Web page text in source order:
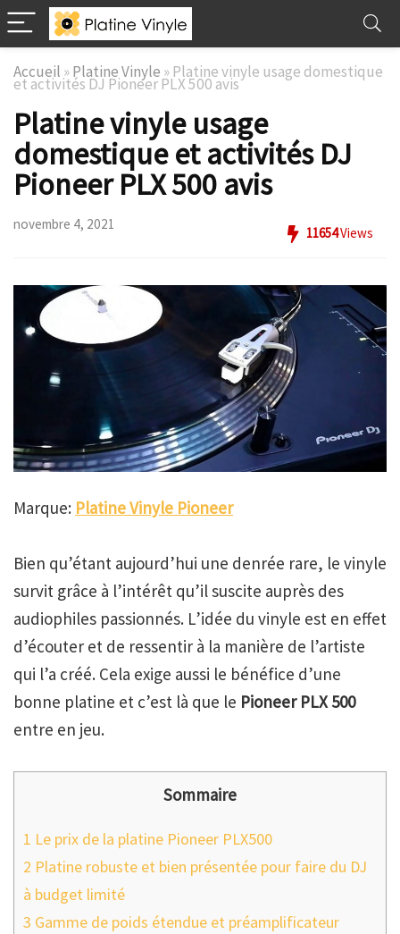
Accueil »Platine Vinyle » Platine vinyle usage domestique
et activités DJ Pioneer PLX 500 avis
Platine vinyle usage
domestique et activités DJ
Pioneer PLX 500 avis
novembre 4, 2021
11654Views
Marque: Platine Vinyle Pioneer
Bien qu’étant aujourd’hui une denrée rare, le vinyle
survit grâce à l’intérêt qu’il suscite auprès des
audiophiles passionnés. L’idée du vinyle est en effet
d’écouter et de ressentir à la manière de l’artiste
qui l’a créé. Cela exige aussi le bénéfice d’une
bonne platine et c’est là que le Pioneer PLX 500
entre en jeu.
Sommaire
1 Le prix de la platine Pioneer PLX500
2 Platine robuste et bien présentée pour faire du DJ
à budget limité
3 Gamme de poids étendue et préamplificateur